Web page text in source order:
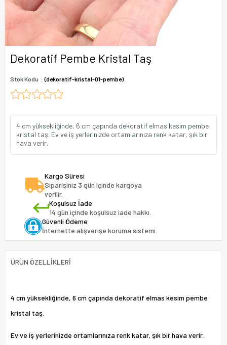
Dekoratif Pembe Kristal Taş
Stok Kodu (dekoratif-kristal-01-pembe)
4 cm yüksekliğinde, 6 cm çapında dekoratif elmas kesim pembe
kristal taş. Ev ve iş yerlerinizde ortamlarınıza renk katar, şık bir
hava verir.
Kargo Süresi
Siparişiniz 3 gün içinde kargoya
verilir.
Koşulsuz İade
14 gün içinde koşulsuz iade hakkı.
Güvenli Ödeme
İnternette alışverişe koruma sistemi.
ÜRÜN ÖZELLIKLERI
4 cm yüksekliğinde, 6 cm çapında dekoratif elmas kesim pembe
kristal taş.
Ev ve iş yerlerinizde ortamlarınıza renk katar, şık bir hava verir.